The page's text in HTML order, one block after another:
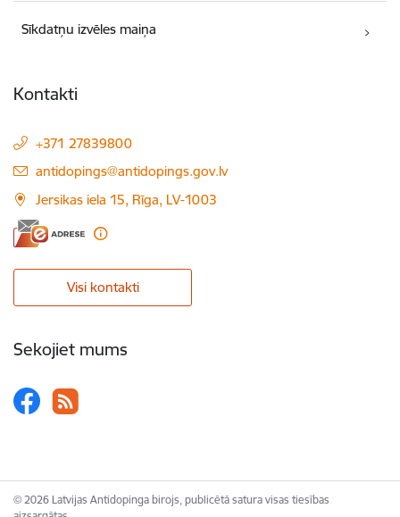
Sīkdatņu izvēles maiņa
Kontakti
+371 27839800
E-pasts:
antidopings@antidopings.gov.lv
Jersikas iela 15, Rīga, LV-1003
Visi kontakti
Sekojiet mums
© 2026 Latvijas Antidopinga birojs, publicētā satura visas tiesības